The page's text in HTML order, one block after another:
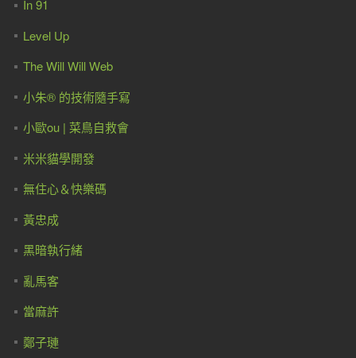
In 91
Level Up
The Will Will Web
小朱® 的技術隨手寫
小歐ou | 菜鳥自救會
米米貓學開發
無住心＆快樂碼
黃忠成
黑暗執行緒
亂馬客
當麻許
鄭子璉